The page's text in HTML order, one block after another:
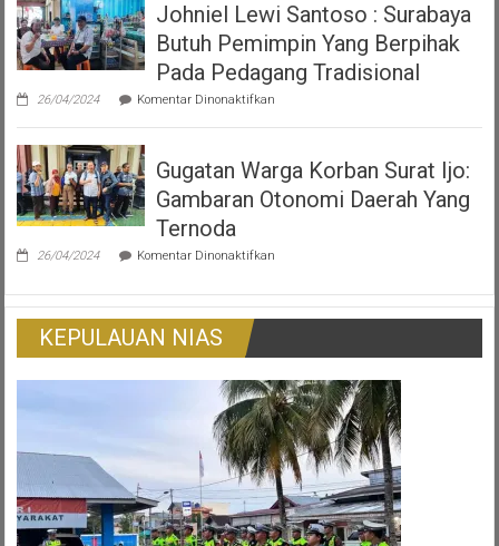
Lingkungan,
Air
Bersama
Pertamina
di
Timur
Johniel Lewi Santoso : Surabaya
Butuh Pemimpin Yang Berpihak
Pada Pedagang Tradisional
26/04/2024 Komentar Dinonaktifkan
Lewi
:
Surabaya
Butuh
Tradisional
Gugatan Warga Korban Surat Ijo:
Gambaran Otonomi Daerah Yang
Ternoda
26/04/2024 Komentar Dinonaktifkan
Korban
Surat
Gambaran
Daerah
Yang
Ternoda
KEPULAUAN NIAS